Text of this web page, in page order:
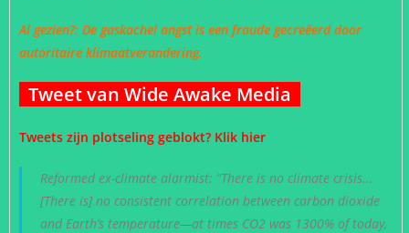
Al gezien?: De gaskachel angst is een fraude gecreëerd door
autoritaire klimaatverandering.
Tweet van Wide Awake Media
Tweets zijn plotseling geblokt? Klik hier
Reformed ex-climate alarmist: “There is no climate crisis…
[There is] no consistent correlation between carbon dioxide
and Earth’s temperature—at times CO2 was 1300% of today,